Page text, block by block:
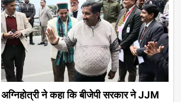
अग्निहोत्री ने कहा कि बीजेपी सरकार ने JJM